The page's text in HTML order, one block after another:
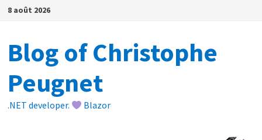
Passer
8 août 2026
Blog of Christophe
Peugnet
.NET developer. Blazor